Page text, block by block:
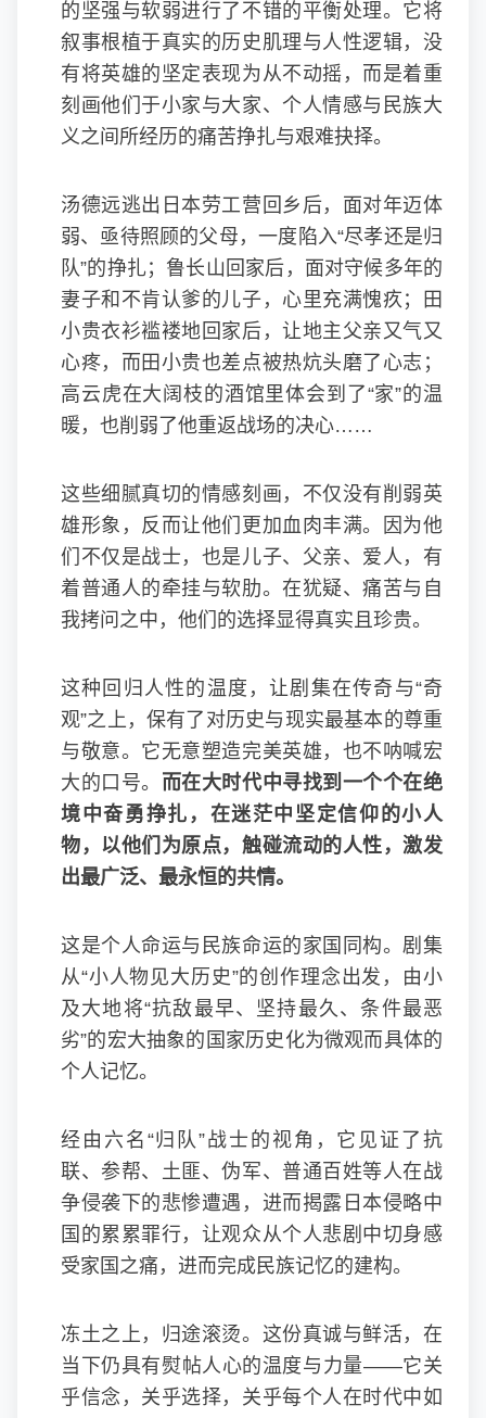
的坚强与软弱进行了不错的平衡处理。它将
叙事根植于真实的历史肌理与人性逻辑，没
有将英雄的坚定表现为从不动摇，而是着重
刻画他们于小家与大家、个人情感与民族大
义之间所经历的痛苦挣扎与艰难抉择。
汤德远逃出日本劳工营回乡后，面对年迈体
弱、亟待照顾的父母，一度陷入“尽孝还是归
队”的挣扎；鲁长山回家后，面对守候多年的
妻子和不肯认爹的儿子，心里充满愧疚；田
小贵衣衫褴褛地回家后，让地主父亲又气又
心疼，而田小贵也差点被热炕头磨了心志；
高云虎在大阔枝的酒馆里体会到了“家”的温
暖，也削弱了他重返战场的决心……
这些细腻真切的情感刻画，不仅没有削弱英
雄形象，反而让他们更加血肉丰满。因为他
们不仅是战士，也是儿子、父亲、爱人，有
着普通人的牵挂与软肋。在犹疑、痛苦与自
我拷问之中，他们的选择显得真实且珍贵。
这种回归人性的温度，让剧集在传奇与“奇
观”之上，保有了对历史与现实最基本的尊重
与敬意。它无意塑造完美英雄，也不呐喊宏
大的口号。
而在大时代中寻找到一个个在绝
境中奋勇挣扎，在迷茫中坚定信仰的小人
物，以他们为原点，触碰流动的人性，激发
出最广泛、 最永恒的共情。
这是个人命运与民族命运的家国同构。剧集
从“小人物见大历史”的创作理念出发，由小
及大地将“抗敌最早、坚持最久、条件最恶
劣”的宏大抽象的国家历史化为微观而具体的
个人记忆。
经由六名“归队”战士的视角，它见证了抗
联、参帮、土匪、伪军、普通百姓等人在战
争侵袭下的悲惨遭遇，进而揭露日本侵略中
国的累累罪行，让观众从个人悲剧中切身感
受家国之痛，进而完成民族记忆的建构。
冻土之上，归途滚烫。这份真诚与鲜活，在
当下仍具有熨帖人心的温度与力量——它关
乎信念，关乎选择，关乎每个人在时代中如